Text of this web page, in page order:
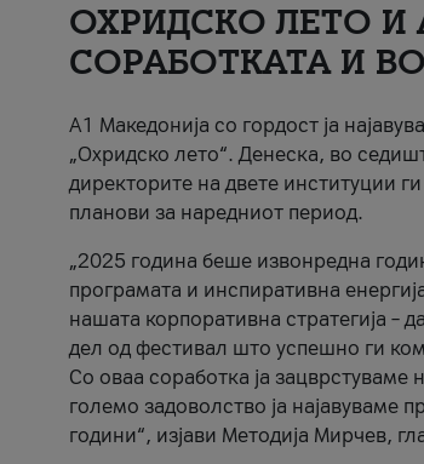
ОХРИДСКО ЛЕТО И
СОРАБОТКАТА И
A1 Македонија со гордост ја
„Охридско лето“. Денеска, во
директорите на двете институции
планови за наредниот период.
„2025 година беше извонредна
програмата и инспиративна
нашата корпоративна стратегија –
дел од фестивал што успешно ги
Со оваа соработка ја зацврстуваме
големо задоволство ја најавуваме
години“, изјави Методија Мирчев,